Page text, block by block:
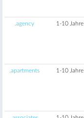
.agency 1-10 Jahre
.apartments 1-10 Jahre